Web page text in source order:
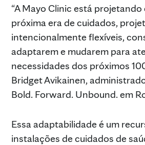
“A Mayo Clinic está
próxima era de cuidados,
intencionalmente flexíveis,
adaptarem e mudarem para
necessidades dos próximos
Bridget Avikainen,
Bold. Forward. Unbound. em
Essa adaptabilidade é um
instalações de cuidados de